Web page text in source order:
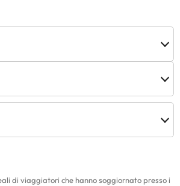
di viaggiatori che hanno soggiornato presso i